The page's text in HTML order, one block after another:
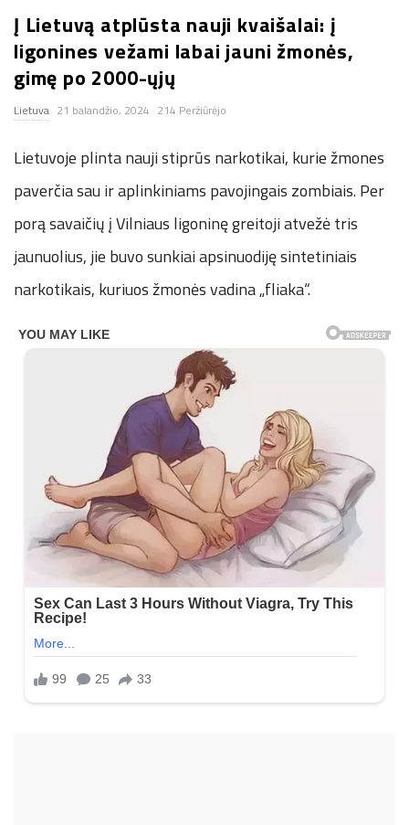
n
.
n
e
t
Į Lietuvą atplūsta nauji kvaišalai: į
ligonines vežami labai jauni žmonės,
gimę po 2000-ųjų
Lietuva 21 balandžio, 2024 214 Peržiūrėjo
Lietuvoje plinta nauji stiprūs narkotikai, kurie žmones
paverčia sau ir aplinkiniams pavojingais zombiais. Per
porą savaičių į Vilniaus ligoninę greitoji atvežė tris
jaunuolius, jie buvo sunkiai apsinuodiję sintetiniais
narkotikais, kuriuos žmonės vadina „fliaka“.